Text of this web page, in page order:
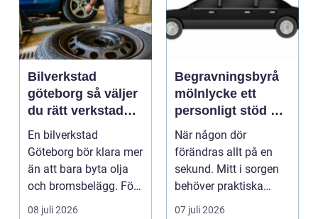
Bilverkstad
göteborg så väljer
du rätt verkstad
för din bil
En bilverkstad
Göteborg bör klara mer
än att bara byta olja
och bromsbelägg. För
många bilägare i oc...
08 juli 2026
Begravningsbyrå
mölnlycke ett
personligt stöd när
någon gått bort
När någon dör
förändras allt på en
sekund. Mitt i sorgen
behöver praktiska
frågor få svar: var ska
07 juli 2026